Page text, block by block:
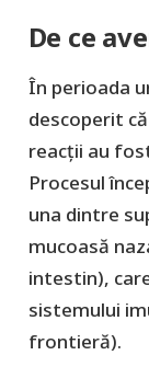
De ce
În perioada
descoperit
reacții au
Procesul
una dintre
mucoasă
intestin),
sistemului
frontieră).